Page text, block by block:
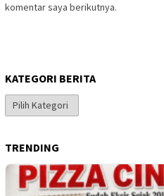
komentar saya berikutnya.
KATEGORI BERITA
Kategori
Berita
TRENDING